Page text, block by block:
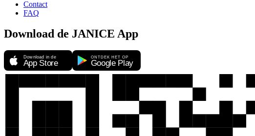
Contact
FAQ
Download de JANICE App